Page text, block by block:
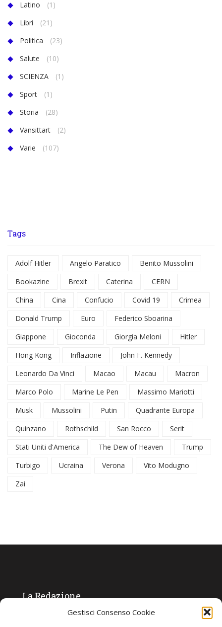
Gestisci Consenso Cookie
Latino
(1)
Libri
(21)
Politica
(23)
Salute
(10)
SCIENZA
(1)
Sport
(1)
Storia
(28)
Vansittart
(2)
Varie
(107)
Tags
Adolf Hitler Angelo Paratico
Benito Mussolini
Bookazine
Brexit Caterina
CERN
China
Cina Confucio Covid 19
Crimea
Donald Trump
Euro
Federico Sboarina
Giappone
Gioconda Giorgia Meloni
Hitler
Hong Kong
Inflazione
John F. Kennedy
Leonardo Da Vinci
Macao Macau
Macron
Marco Polo
Marine Le Pen
Massimo Mariotti
Musk
Mussolini Putin
Quadrante Europa
Quinzano
Rothschild San Rocco
Serit
Stati Uniti d'America
The Dew of Heaven
Trump
Turbigo
Ucraina Verona
Vito Modugno
Zai
La Redazione